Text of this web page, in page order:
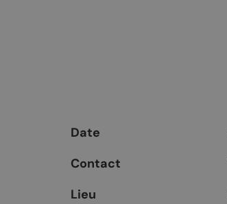
Date
Contact
Lieu